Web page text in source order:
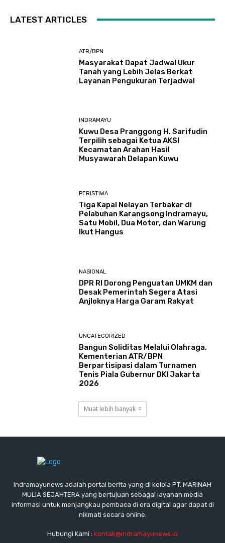
LATEST ARTICLES
ATR/BPN
Masyarakat Dapat Jadwal Ukur
Tanah yang Lebih Jelas Berkat
Layanan Pengukuran Terjadwal
INDRAMAYU
Kuwu Desa Pranggong H. Sarifudin
Terpilih sebagai Ketua AKSI
Kecamatan Arahan Hasil
Musyawarah Delapan Kuwu
PERISTIWA
Tiga Kapal Nelayan Terbakar di
Pelabuhan Karangsong Indramayu,
Satu Mobil, Dua Motor, dan Warung
Ikut Hangus
NASIONAL
DPR RI Dorong Penguatan UMKM dan
Desak Pemerintah Segera Atasi
Anjloknya Harga Garam Rakyat
UNCATEGORIZED
Bangun Soliditas Melalui Olahraga,
Kementerian ATR/BPN
Berpartisipasi dalam Turnamen
Tenis Piala Gubernur DKI Jakarta
2026
Muat lebih banyak
Indramayunews adalah portal berita yang di kelola PT. MARINAH
MULIA SEJAHTERA yang bertujuan sebagai layanan media
informasi untuk menjangkau pembaca di era digital agar dapat di
nikmati secara online.
Hubungi Kami : kontak@indramayunews.id